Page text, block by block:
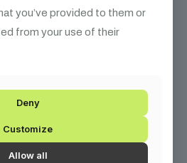
you’ve provided to them or
from your use of their
Deny
Customize
Allow all